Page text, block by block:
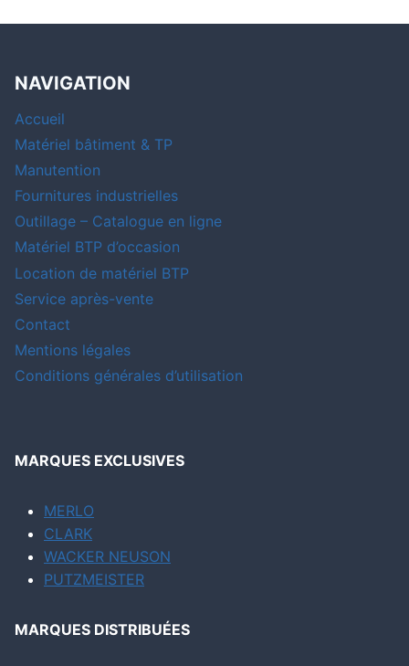
NAVIGATION
Accueil
Matériel bâtiment & TP
Manutention
Fournitures industrielles
Outillage – Catalogue en ligne
Matériel BTP d’occasion
Location de matériel BTP
Service après-vente
Contact
Mentions légales
Conditions générales d’utilisation
MARQUES EXCLUSIVES
MERLO
CLARK
WACKER NEUSON
PUTZMEISTER
MARQUES DISTRIBUÉES